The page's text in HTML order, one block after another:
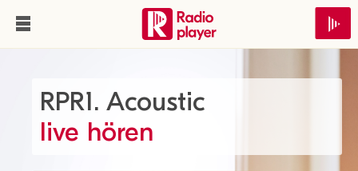
RPR1. Acoustic
live hören